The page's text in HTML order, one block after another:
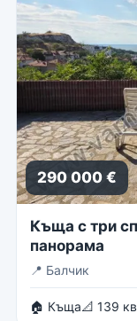
290 000 €
Къща с три
панорама
📍 Балчик
🏠 Къща📐 139